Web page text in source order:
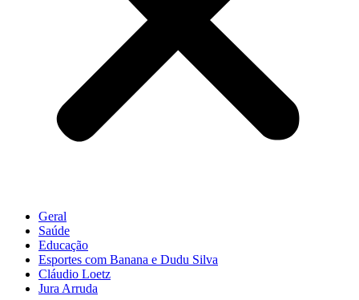
Geral
Saúde
Educação
Esportes com Banana e Dudu Silva
Cláudio Loetz
Jura Arruda